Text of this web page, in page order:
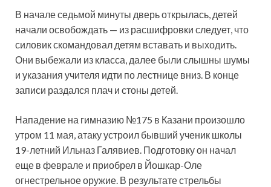
В начале седьмой минуты дверь открылась, детей
начали освобождать — из расшифровки следует, что
силовик скомандовал детям вставать и выходить.
Они выбежали из класса, далее были слышны шумы
и указания учителя идти по лестнице вниз. В конце
записи раздался плач и стоны детей.
Нападение на гимназию №175 в Казани произошло
утром 11 мая, атаку устроил бывший ученик школы
19-летний Ильназ Галявиев. Подготовку он начал
еще в феврале и приобрел в Йошкар-Оле
огнестрельное оружие. В результате стрельбы